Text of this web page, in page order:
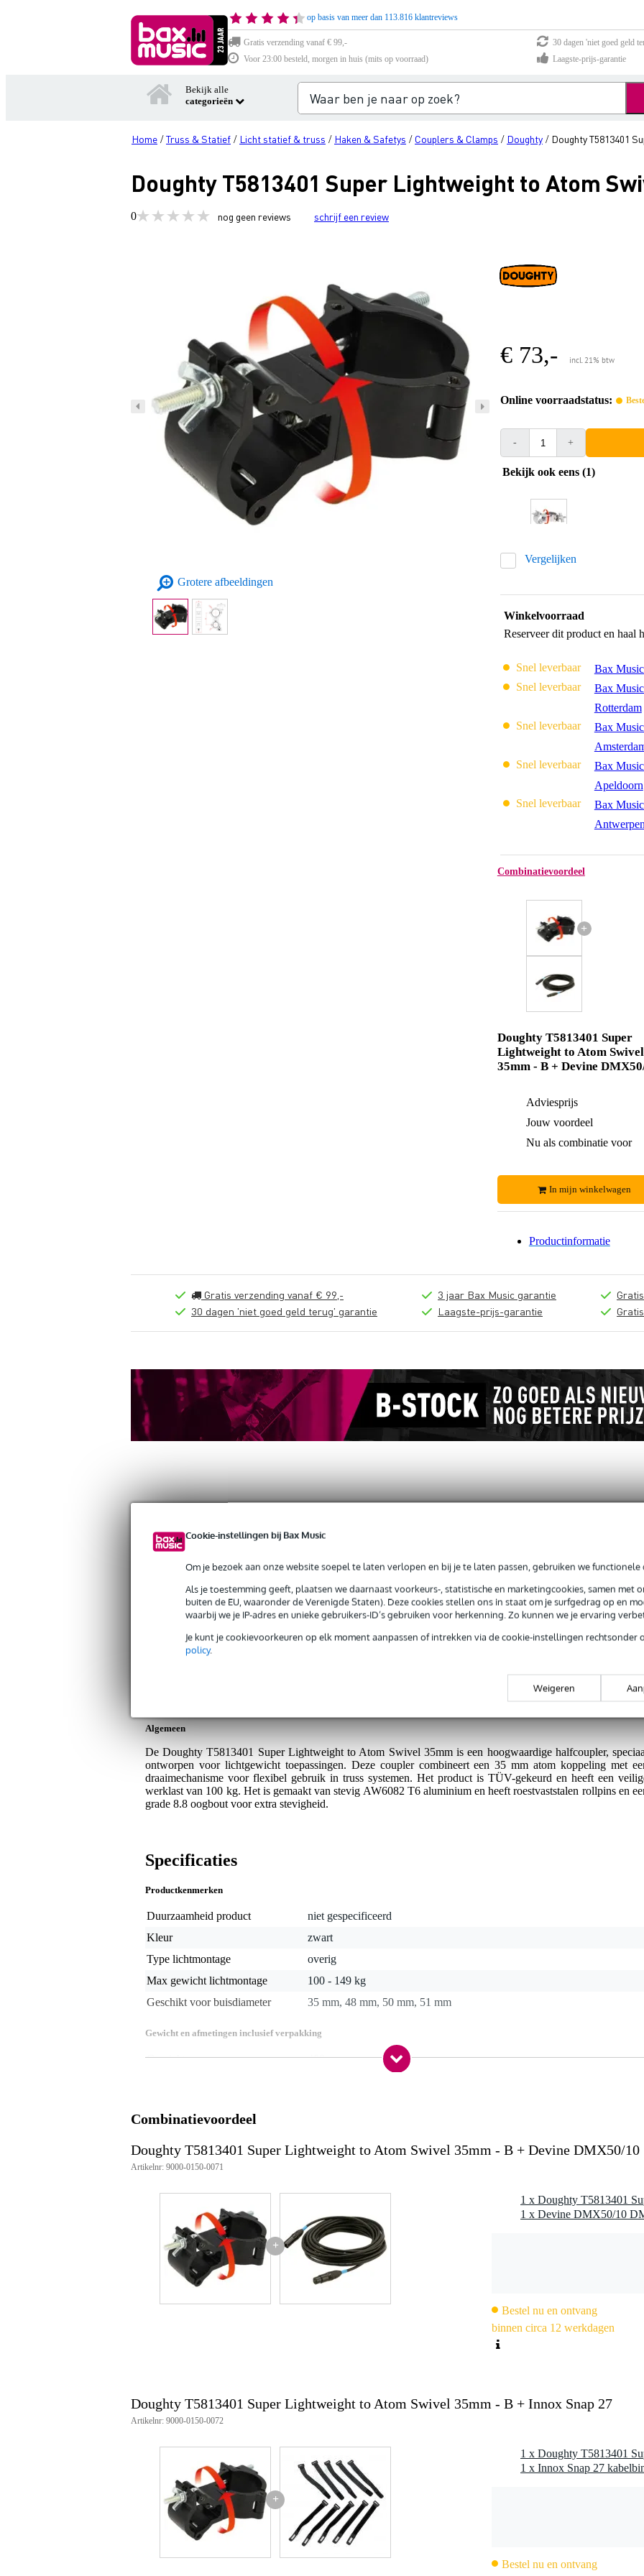
Cookie-instellingen bij Bax Music
Om je bezoek aan onze website soepel te laten verlopen en bij je te laten passen, gebruiken we functionele
Als je toestemming geeft, plaatsen we daarnaast voorkeurs-, statistische en marketingcookies, samen met
buiten de EU, waaronder de Verenigde Staten). Deze cookies stellen ons in staat om je surfgedrag op en
waarbij we je IP-adres en unieke gebruikers-ID’s gebruiken voor herkenning. Zo kunnen we je ervaring
Je kunt je cookievoorkeuren op elk moment aanpassen of intrekken via de cookie-instellingen rechtsonder
policy.
Weigeren
op basis van meer dan 113.816 klantreviews
Gratis verzending vanaf € 99,-
30 dagen 'niet goed geld
Voor 23:00 besteld, morgen in huis (mits op voorraad)
Laagste-prijs-garantie
Bekijk alle
categorieën
Home /Truss & Statief / Licht statief & truss / Haken & Safetys / Couplers & Clamps / Doughty / Doughty T5813401
Doughty T5813401 Super Lightweight to Atom
0 nog geen reviews schrijf een review
Grotere afbeeldingen
€ 73,- incl. 21% btw
Online voorraadstatus:
- +
Bekijk ook eens (1)
Vergelijken
Winkelvoorraad
Reserveer dit product en haal
Snel leverbaar Bax
Snel leverbaar
Bax
Rotterdam
Snel leverbaar
Bax
Snel leverbaar
Bax
Apeldoorn
Snel leverbaar
Bax
Antwerpen
Combinatievoordeel
+
Doughty T5813401 Super
Lightweight to Atom Swivel
35mm - B + Devine
Adviesprijs
Jouw voordeel
Nu als combinatie voor
In mijn winkelwagen
Productinformatie
Gratis verzending vanaf € 99,-
30 dagen 'niet goed geld terug' garantie
3 jaar Bax Music garantie
Laagste-prijs-garantie
Doughty T5813401 Super Lightweight to Atom Swivel 35mm - B
Servicebelofte
Bax Music Garantie : Op dit product krijg je 3 jaar Bax Music Garantie.
Op dit product krijg je 3 jaar Bax Music Garantie.
Plus- en minpunten
Algemeen
De Doughty T5813401 Super Lightweight to Atom Swivel 35mm is een hoogwaardige halfcoupler,
ontworpen voor lichtgewicht toepassingen. Deze coupler combineert een 35 mm atom koppeling met
draaimechanisme voor flexibel gebruik in truss systemen. Het product is TÜV-gekeurd en heeft een
werklast van 100 kg. Het is gemaakt van stevig AW6082 T6 aluminium en heeft roestvaststalen rollpins en
grade 8.8 oogbout voor extra stevigheid.
Specificaties
Productkenmerken
Duurzaamheid product
niet gespecificeerd
Kleur
zwart
Type lichtmontage
overig
Max gewicht lichtmontage
100 - 149 kg
Geschikt voor buisdiameter
35 mm, 48 mm, 50 mm, 51 mm
Gewicht en afmetingen inclusief verpakking
Gewicht(incl. verpakking)
400 gr
Productspecificaties
Buismateriaal: AW6082 T6 Aluminium
Rollpins: Roestvaststaal
Oogbout: Grade 8.8
Maximaal aandraaimoment: Handvast
WLL (Veilige Werklast): 100 kg
Gewicht: 0.34 kg
Veiligheidsfactor: 5:1
TÜV goedgekeurd
Afmetingen: 35 x 48-51 mm
Artikelnummer: T5813401
Combinatievoordeel
Doughty T5813401 Super Lightweight to Atom Swivel 35mm - B + Devine DMX50/10
Artikelnr: 9000-0150-0071
+
Bestel nu en ontvang
binnen circa 12 werkdagen
Doughty T5813401 Super Lightweight to Atom Swivel 35mm - B + Innox Snap 27
Artikelnr: 9000-0150-0072
+
Bestel nu en ontvang